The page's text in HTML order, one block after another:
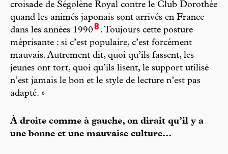
croisade de Ségolène Royal contre le Club Dorothée
quand les animés japonais sont arrivés en France
dans les années 19908 . Toujours cette posture
méprisante : si c’est populaire, c’est forcément
mauvais. Autrement dit, quoi qu’ils fassent, les
jeunes ont tort, quoi qu’ils lisent, le support utilisé
n’est jamais le bon et le style de lecture n’est pas
adapté. »
À droite comme à gauche, on dirait qu’il y a
une bonne et une mauvaise culture…